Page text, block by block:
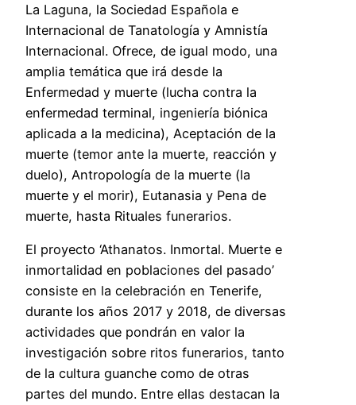
La Laguna, la Sociedad Española e
Internacional de Tanatología y Amnistía
Internacional. Ofrece, de igual modo, una
amplia temática que irá desde la
Enfermedad y muerte (lucha contra la
enfermedad terminal, ingeniería biónica
aplicada a la medicina), Aceptación de la
muerte (temor ante la muerte, reacción y
duelo), Antropología de la muerte (la
muerte y el morir), Eutanasia y Pena de
muerte, hasta Rituales funerarios.
El proyecto ‘Athanatos. Inmortal. Muerte e
inmortalidad en poblaciones del pasado’
consiste en la celebración en Tenerife,
durante los años 2017 y 2018, de diversas
actividades que pondrán en valor la
investigación sobre ritos funerarios, tanto
de la cultura guanche como de otras
partes del mundo. Entre ellas destacan la